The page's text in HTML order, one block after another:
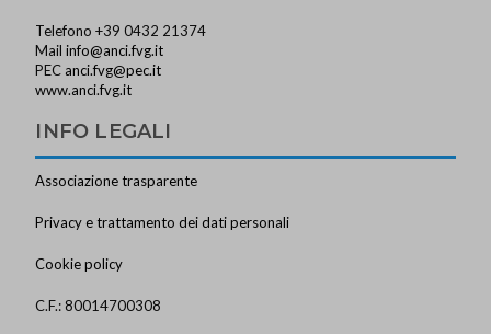
Telefono +39 0432 21374
Mailinfo@anci.fvg.it
PEC anci.fvg@pec.it
www.anci.fvg.it
INFO LEGALI
Associazione trasparente
Privacy e trattamento dei dati personali
Cookie policy
C.F.: 80014700308